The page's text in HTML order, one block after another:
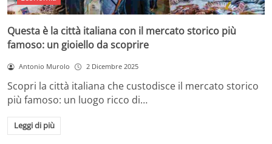
Questa è la città italiana con il mercato storico più
famoso: un gioiello da scoprire
Antonio Murolo 2 Dicembre 2025
Scopri la città italiana che custodisce il mercato storico
più famoso: un luogo ricco di…
Leggi di più